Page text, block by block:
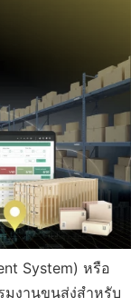
System) หรือ
มงานขนส่ง่สำหรับ